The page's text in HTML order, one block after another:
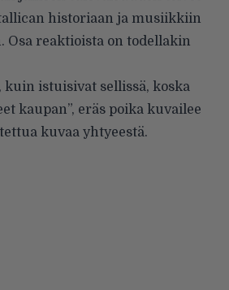
historiaan ja musiikkiin
Osa reaktioista on todellakin
kuin istuisivat sellissä, koska
kaupan”, eräs poika kuvailee
kuvaa yhtyeestä.